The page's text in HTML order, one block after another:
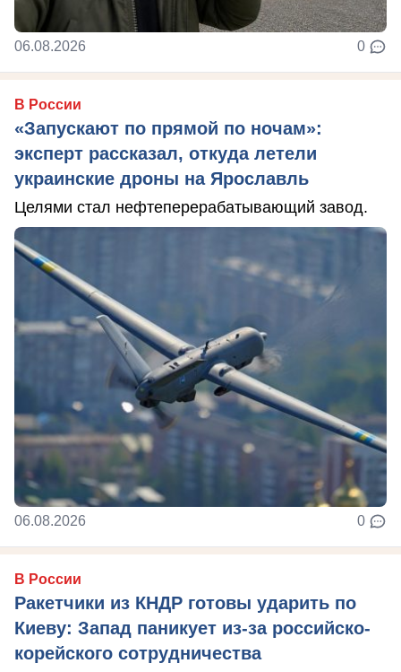
06.08.2026 0
В России
«Запускают по прямой по ночам»:
эксперт рассказал, откуда летели
украинские дроны на Ярославль
Целями стал нефтеперерабатывающий завод.
06.08.2026 0
В России
Ракетчики из КНДР готовы ударить по
Киеву: Запад паникует из-за российско-
корейского сотрудничества